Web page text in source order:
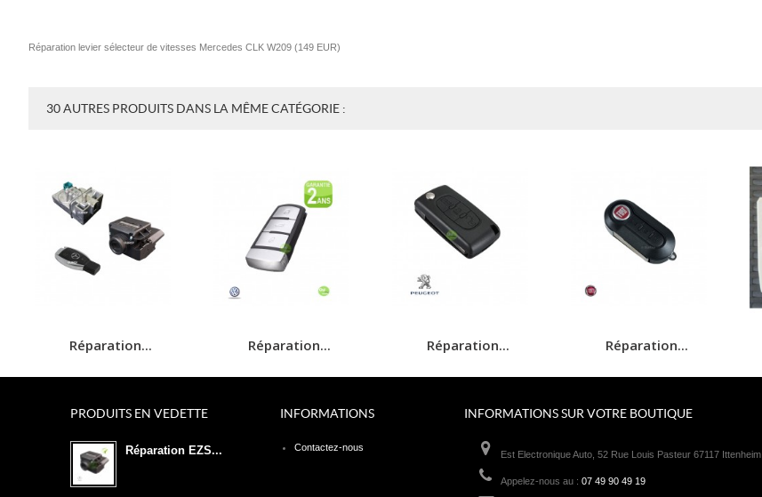
Réparation levier sélecteur de vitesses Mercedes CLK W209 (149 EUR)
30 AUTRES PRODUITS DANS LA MÊME CATÉGORIE :
Réparation... Réparation... Réparation... Réparation...
PRODUITS EN VEDETTE
Réparation EZS...
INFORMATIONS
Contactez-nous
INFORMATIONS SUR VOTRE BOUTIQUE
Est Electronique Auto, 52 Rue Louis Pasteur 67117 Ittenheim
Appelez-nous au :07 49 90 49 19